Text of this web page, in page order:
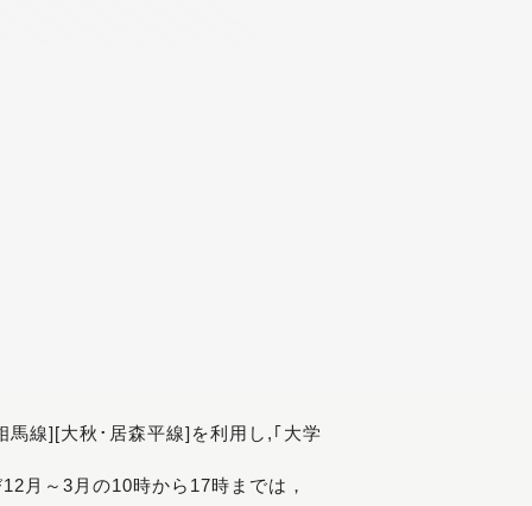
線][大秋･居森平線]を利用し,｢大学
月～3月の10時から17時までは，